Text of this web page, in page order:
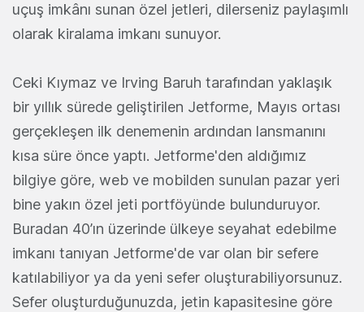
uçuş imkânı sunan özel jetleri, dilerseniz paylaşımlı
olarak kiralama imkanı sunuyor.
Ceki Kıymaz ve Irving Baruh tarafından yaklaşık
bir yıllık sürede geliştirilen Jetforme, Mayıs ortası
gerçekleşen ilk denemenin ardından lansmanını
kısa süre önce yaptı. Jetforme'den aldığımız
bilgiye göre, web ve mobilden sunulan pazar yeri
bine yakın özel jeti portföyünde bulunduruyor.
Buradan 40’ın üzerinde ülkeye seyahat edebilme
imkanı tanıyan Jetforme'de var olan bir sefere
katılabiliyor ya da yeni sefer oluşturabiliyorsunuz.
Sefer oluşturduğunuzda, jetin kapasitesine göre